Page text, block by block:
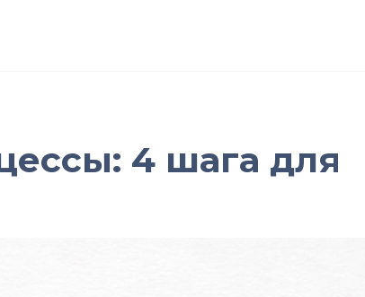
4 шага для